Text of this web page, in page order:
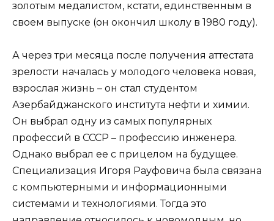
золотым медалистом, кстати, единственным в
своем выпуске (он окончил школу в 1980 году).
А через три месяца после получения аттестата
зрелости началась у молодого человека новая,
взрослая жизнь – он стал студентом
Азербайджанского института нефти и химии.
Он выбрал одну из самых популярных
профессий в СССР – профессию инженера.
Однако выбрал ее с прицелом на будущее.
Специализация Игоря Рауфовича была связана
с компьютерными и информационными
системами и технологиями. Тогда это